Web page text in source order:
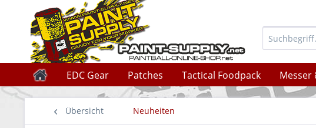
EDC Gear Patches Tactical Foodpack Messer
Übersicht Neuheiten